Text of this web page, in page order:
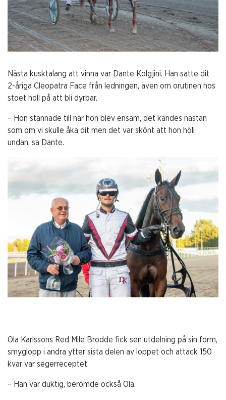
Nästa kusktalang att vinna var Dante Kolgjini. Han satte dit
2-åriga Cleopatra Face från ledningen, även om orutinen hos
stoet höll på att bli dyrbar.
– Hon stannade till när hon blev ensam, det kändes nästan
som om vi skulle åka dit men det var skönt att hon höll
undan, sa Dante.
Ola Karlssons Red Mile Brodde fick sen utdelning på sin form,
smyglopp i andra ytter sista delen av loppet och attack 150
kvar var segerreceptet.
– Han var duktig, berömde också Ola.